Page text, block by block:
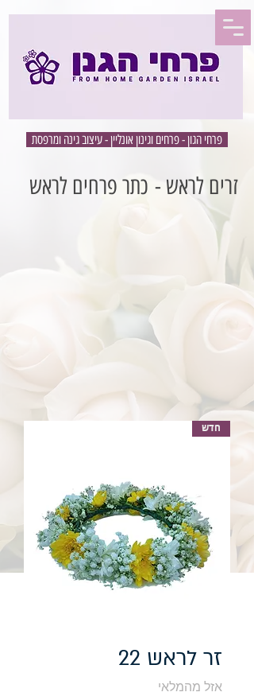
זרים לראש - כתר פרחים לראש
חדש
זר לראש 22
אזל מהמלאי